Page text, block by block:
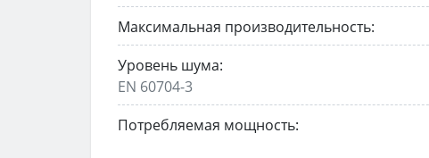
Максимальная производительность:
Уровень шума:
EN 60704-3
Потребляемая мощность: